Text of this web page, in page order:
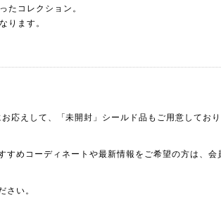
たコレクション。
ります。
応えして、「未開封」シールド品もご用意してお
めコーディネートや最新情報をご希望の方は、会
さい。